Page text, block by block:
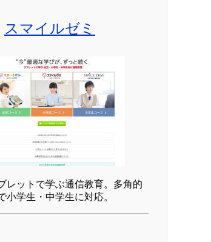
スマイルゼミ
レットで学ぶ通信教育。多角的
小学生・中学生に対応。